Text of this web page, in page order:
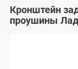
Кронштейн
проушины